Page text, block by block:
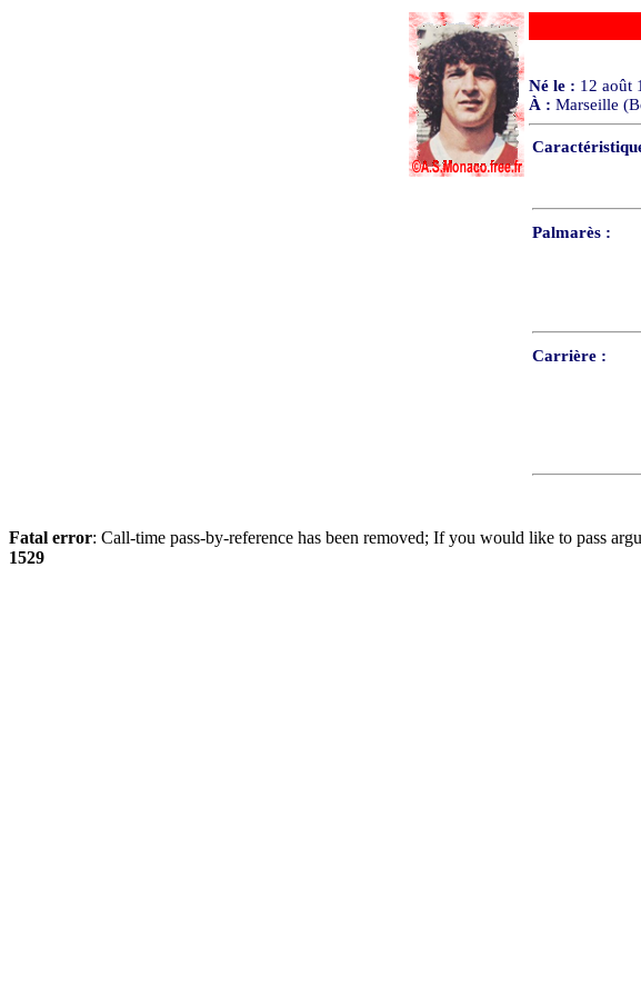
Né le : 12 août
À : Marseille
Palmarès :
Carrière :
Fatal error: Call-time pass-by-reference has been removed; If you would like to pass
1529